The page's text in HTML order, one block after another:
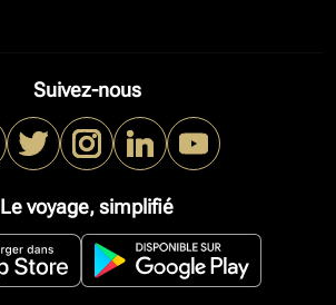
Suivez-nous
Le voyage, simplifié